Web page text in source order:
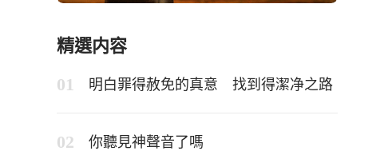
精選内容
明白罪得赦免的真意 找到得潔净之路
你聽見神聲音了嗎